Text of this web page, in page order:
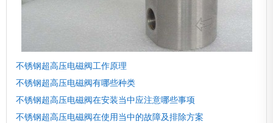
不锈钢超高压电磁阀工作原理
不锈钢超高压电磁阀有哪些种类
不锈钢超高压电磁阀在安装当中应注意哪些事项
不锈钢超高压电磁阀在使用当中的故障及排除方案